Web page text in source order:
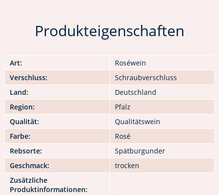
Produkteigenschaften
Art:
Roséwein
Verschluss:
Schraubverschluss
Land:
Deutschland
Region:
Pfalz
Qualität:
Qualitätswein
Farbe:
Rosé
Rebsorte:
Spätburgunder
Geschmack:
trocken
Zusätzliche
Produktinformationen: